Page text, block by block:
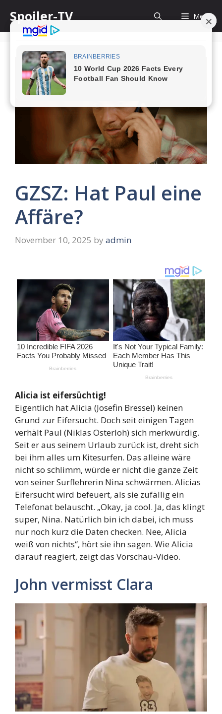
content
Spoiler-TV Menu
GZSZ: Hat Paul eine
Affäre?
November 10, 2025 by admin
Alicia ist eifersüchtig!
Eigentlich hat Alicia (Josefin Bressel) keinen
Grund zur Eifersucht. Doch seit einigen Tagen
verhält Paul (Niklas Osterloh) sich merkwürdig.
Seit er aus seinem Urlaub zurück ist, dreht sich
bei ihm alles um Kitesurfen. Das alleine wäre
nicht so schlimm, würde er nicht die ganze Zeit
von seiner Surflehrerin Nina schwärmen. Alicias
Eifersucht wird befeuert, als sie zufällig ein
Telefonat belauscht. „Okay, ja cool. Ja, das klingt
super, Nina. Natürlich bin ich dabei, ich muss
nur noch kurz die Daten checken. Nee, Alicia
weiß von nichts“, hört sie ihn sagen. Wie Alicia
darauf reagiert, zeigt das Vorschau-Video.
John vermisst Clara